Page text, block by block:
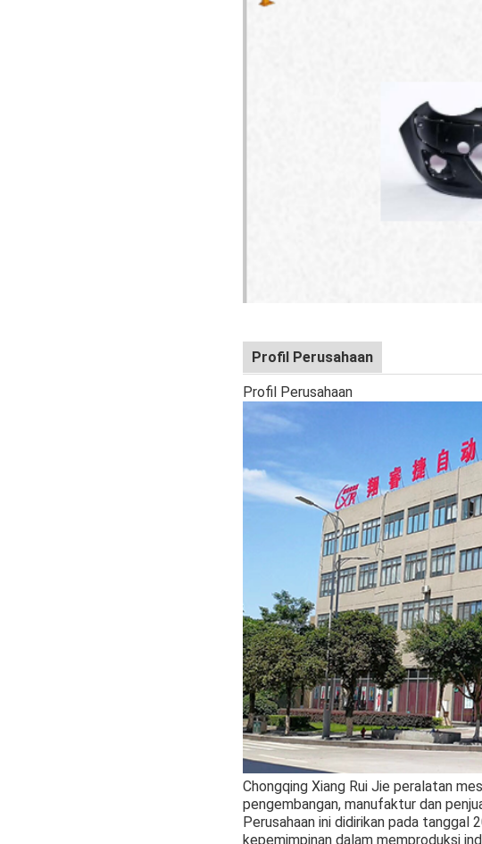
Profil Perusahaan
Profil Perusahaan
Chongqing Xiang Rui Jie peralatan
pengembangan, manufaktur dan
Perusahaan ini didirikan pada tanggal
kepemimpinan dalam memproduksi